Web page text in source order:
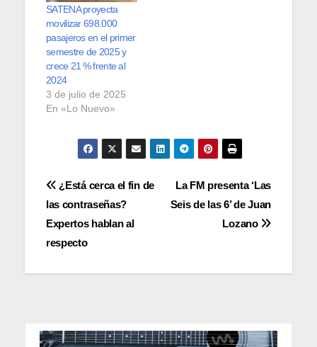
SATENA proyecta
movilizar 698.000
pasajeros en el primer
semestre de 2025 y
crece 21 % frente al
2024
3 de julio de 2025
En «Lo Nuevo»
Navegación
de
entradas
La FM presenta ‘Las
Seis de las 6’ de Juan
Lozano
¿Está cerca el fin de
las contraseñas?
Expertos hablan al
respecto